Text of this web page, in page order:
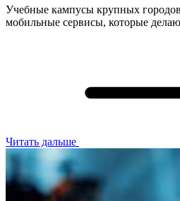
Учебные кампусы крупных
мобильные сервисы, которые
Читать дальше